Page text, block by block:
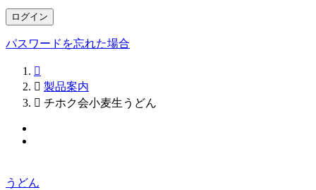
ログイン
パスワードを忘れた場合

 製品案内
 チホク会小麦生うどん
うどん